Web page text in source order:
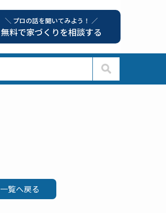
＼ プロの話を聞いてみよう！ ／
無料で家づくりを相談する
一覧へ戻る